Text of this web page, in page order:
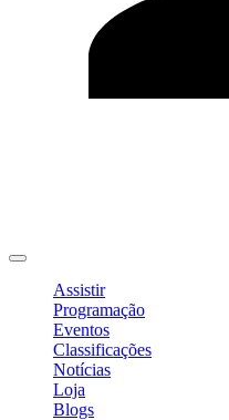
Assistir
Programação
Eventos
Classificações
Notícias
Loja
Blogs